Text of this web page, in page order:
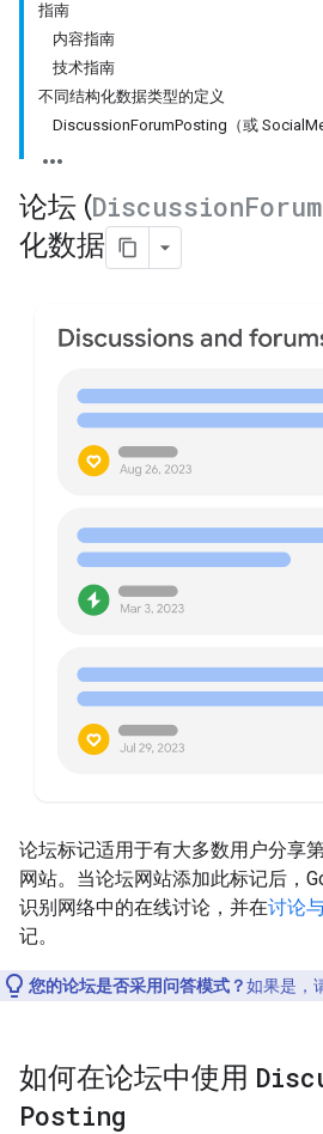
指南
内容指南
技术指南
不同结构化数据类型的定义
DiscussionForumPosting（或
论坛 (DiscussionForum
化数据
论坛标记适用于有大多数用户分享
网站。当论坛网站添加此标记后，
识别网络中的在线讨论，并在讨论
记。
您的论坛是否采用问答模式？如果是，
如何在论坛中使用
Posting